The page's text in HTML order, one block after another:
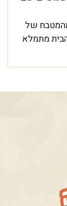
של
מתמלא